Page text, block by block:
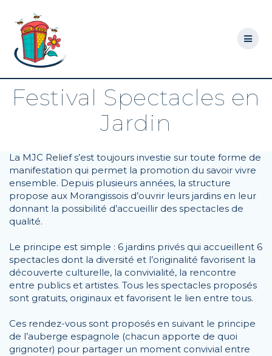
Festival Spectacles en
Jardin
La MJC Relief s’est toujours investie sur toute forme de
manifestation qui permet la promotion du savoir vivre
ensemble. Depuis plusieurs années, la structure
propose aux Morangissois d’ouvrir leurs jardins en leur
donnant la possibilité d’accueillir des spectacles de
qualité.
Le principe est simple : 6 jardins privés qui accueillent 6
spectacles dont la diversité et l’originalité favorisent la
découverte culturelle, la convivialité, la rencontre
entre publics et artistes. Tous les spectacles proposés
sont gratuits, originaux et favorisent le lien entre tous.
Ces rendez-vous sont proposés en suivant le principe
de l’auberge espagnole (chacun apporte de quoi
grignoter) pour partager un moment convivial entre